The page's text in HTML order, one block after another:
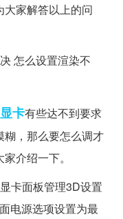
家解答以上的问
怎么设置渲染不
显卡有些达不到要求
糊，那么要怎么调才
介绍一下。
面板管理3D设置
电源选项设置为最